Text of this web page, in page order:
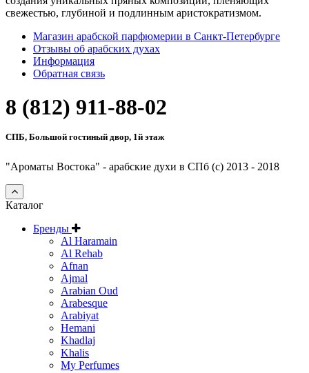
свежестью, глубиной и подлинным аристократизмом.
Магазин арабской парфюмерии в Санкт-Петербурге
Отзывы об арабских духах
Информация
Обратная связь
8 (812) 911-88-02
СПБ, Большой гостиный двор, 1й этаж
"Ароматы Востока" - арабские духи в СПб (c) 2013 - 2018
Каталог
Бренды
Al Haramain
Al Rehab
Afnan
Ajmal
Arabian Oud
Arabesque
Arabiyat
Hemani
Khadlaj
Khalis
My Perfumes